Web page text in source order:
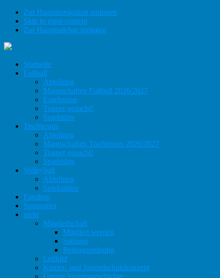
Zur Hauptnavigation springen
Skip to main content
Zur Hauptsidebar springen
Startseite
Fußball
Abteilung
Mannschaften Fußball 2026/2027
Ergebnisse
Trainer gesucht!
Spielstätte
Tischtennis
Abteilung
Mannschaften Tischtennis 2026/2027
Trainer gesucht!
Spielstätte
Volleyball
Abteilung
Spielstätten
Fanshop
Sponsoren
mehr
Mitgliedschaft
Mitglied werden
Satzung
Beitragsordnung
Leitbild
Kinder- und Jugendschutzkonzept
Unsere Vereinsgeschichte